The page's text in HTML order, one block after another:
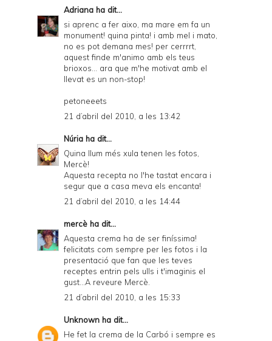
Adriana ha dit...
si aprenc a fer aixo, ma mare em fa un
monument! quina pinta! i amb mel i mato,
no es pot demana mes! per cerrrrt,
aquest finde m'animo amb els teus
brioxos... ara que m'he motivat amb el
llevat es un non-stop!
petoneeets
21 d’abril del 2010, a les 13:42
Núria ha dit...
Quina llum més xula tenen les fotos,
Mercè!
Aquesta recepta no l'he tastat encara i
segur que a casa meva els encanta!
21 d’abril del 2010, a les 14:44
mercè ha dit...
Aquesta crema ha de ser finíssima!
felicitats com sempre per les fotos i la
presentació que fan que les teves
receptes entrin pels ulls i t'imaginis el
gust...A reveure Mercè.
21 d’abril del 2010, a les 15:33
Unknown ha dit...
He fet la crema de la Carbó i sempre es